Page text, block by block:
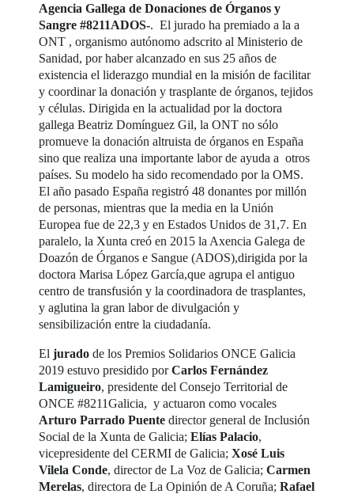
Agencia Gallega de Donaciones de Órganos y
Sangre #8211ADOS-. El jurado ha premiado a la a
ONT , organismo autónomo adscrito al Ministerio de
Sanidad, por haber alcanzado en sus 25 años de
existencia el liderazgo mundial en la misión de facilitar
y coordinar la donación y trasplante de órganos, tejidos
y células. Dirigida en la actualidad por la doctora
gallega Beatriz Domínguez Gil, la ONT no sólo
promueve la donación altruista de órganos en España
sino que realiza una importante labor de ayuda a otros
países. Su modelo ha sido recomendado por la OMS.
El año pasado España registró 48 donantes por millón
de personas, mientras que la media en la Unión
Europea fue de 22,3 y en Estados Unidos de 31,7. En
paralelo, la Xunta creó en 2015 la Axencia Galega de
Doazón de Órganos e Sangue (ADOS),dirigida por la
doctora Marisa López García,que agrupa el antiguo
centro de transfusión y la coordinadora de trasplantes,
y aglutina la gran labor de divulgación y
sensibilización entre la ciudadanía.
El juradode los Premios Solidarios ONCE Galicia
2019 estuvo presidido porCarlos Fernández
Lamigueiro, presidente del Consejo Territorial de
ONCE #8211Galicia, y actuaron como vocales
Arturo Parrado Puente director general de Inclusión
Social de la Xunta de Galicia; Elías Palacio,
vicepresidente del CERMI de Galicia;Xosé Luis
Vilela Conde, director de La Voz de Galicia;Carmen
Merelas, directora de La Opinión de A Coruña;Rafael